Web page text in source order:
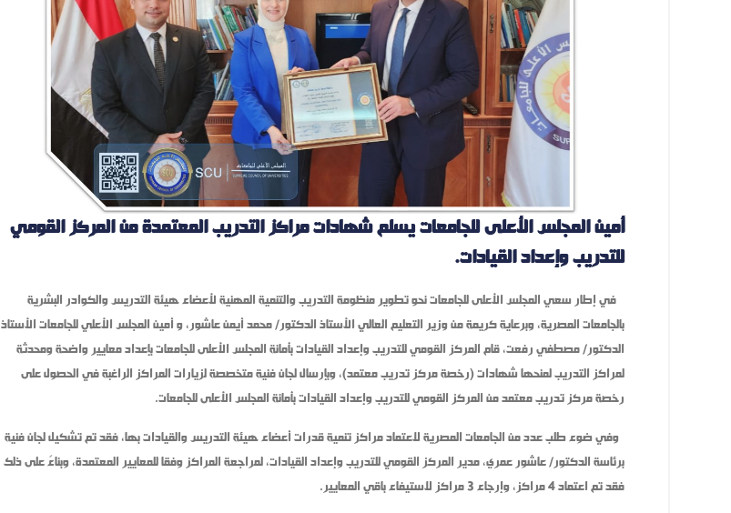
أمين المجلس الأعلى للجامعات يسلم شهادات مراكز التدريب المعتمدة من المركز القومي
للتدريب وإعداد القيادات.
في إطار سعي المجلس الأعلى للجامعات نحو تطوير منظومة التدريب والتنمية المهنية لأعضاء هيئة التدريس والكوادر البشرية
بالجامعات المصرية، وبرعاية كريمة من وزير التعليم العالي الأستاذ الدكتور/ محمد أيمن عاشور، و أمين المجلس الأعلي للجامعات الأستاذ
الدكتور/ مصطفي رفعت، قام المركز القومي للتدريب وإعداد القيادات بأمانة المجلس الأعلى للجامعات بإعداد معايير واضحة ومحدثة
لمراكز التدريب لمنحها شهادات (رخصة مركز تدريب معتمد)، وبإرسال لجان فنية متخصصة لزيارات المراكز الراغبة في الحصول على
رخصة مركز تدريب معتمد من المركز القومي للتدريب وإعداد القيادات بأمانة المجلس الأعلى للجامعات.
وفي ضوء طلب عدد من الجامعات المصرية لاعتماد مراكز تنمية قدرات أعضاء هيئة التدريس والقيادات بها، فقد تم تشكيل لجان فنية
برئاسة الدكتور/ عاشور عمري، مدير المركز القومي للتدريب وإعداد القيادات، لمراجعة المراكز وفقا للمعايير المعتمدة، وبناءً على ذلك
فقد تم اعتماد 4 مراكز، وإرجاء 3 مراكز لاستيفاء باقي المعايير.